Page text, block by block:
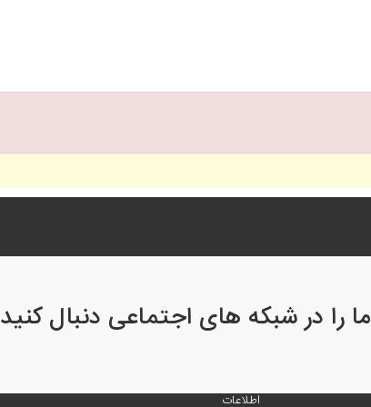
ما را در شبکه های اجتماعی دنبال کنید
اطلاعات